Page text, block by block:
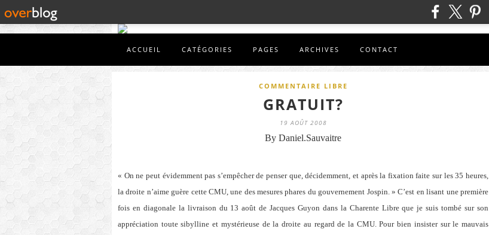
ACCUEIL CATÉGORIES PAGES ARCHIVES CONTACT
COMMENTAIRE LIBRE
GRATUIT?
19 AOÛT 2008
By Daniel.Sauvaitre
« On ne peut évidemment pas s’empêcher de penser que, décidemment, et après la fixation faite sur les 35 heures,
la droite n’aime guère cette CMU, une des mesures phares du gouvernement Jospin. » C’est en lisant une première
fois en diagonale la livraison du 13 août de Jacques Guyon dans la Charente Libre que je suis tombé sur son
appréciation toute sibylline et mystérieuse de la droite au regard de la CMU. Pour bien insister sur le mauvais